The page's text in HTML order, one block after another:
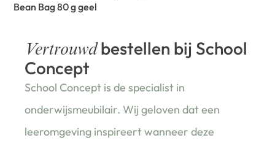
Bean Bag 80 g geel
Vertrouwdbestellen bij School
Concept
School Concept is de specialist in
onderwijsmeubilair. Wij geloven dat een
leeromgeving inspireert wanneer deze